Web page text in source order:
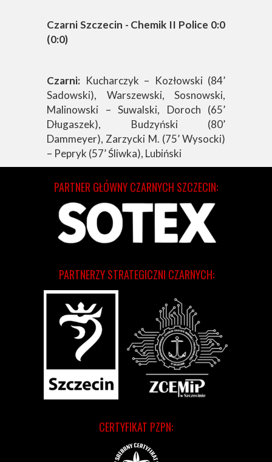
Czarni Szczecin - Chemik II Police 0:0
(0:0)
Czarni: Kucharczyk – Kozłowski (84’
Sadowski), Warszewski, Sosnowski,
Malinowski – Suwalski, Doroch (65’
Długaszek), Budzyński (80’
Dammeyer), Zarzycki M. (75’ Wysocki)
– Pepryk (57’ Śliwka), Lubiński
CERTYFIKAT PZPN:
PARTNERZY STRATEGICZNI CZARNYCH:
PARTNER GŁÓWNY CZARNYCH SZCZECIN: